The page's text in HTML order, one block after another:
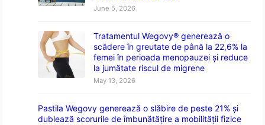
June 5, 2026
Tratamentul Wegovy® generează o
scădere în greutate de până la 22,6% la
femei în perioada menopauzei și reduce
la jumătate riscul de migrene
May 13, 2026
Pastila Wegovy generează o slăbire de peste 21% și
dublează scorurile de îmbunătățire a mobilității fizice